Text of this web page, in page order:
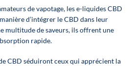
de vapotage, les e-liquides CBD
d’intégrer le CBD dans leur
multitude de saveurs, ils offrent une
rapide.
CBD séduiront ceux qui apprécient la